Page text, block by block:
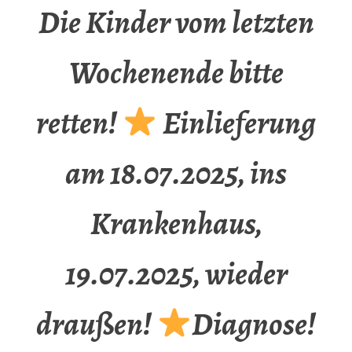
Die Kinder vom letzten
Wochenende bitte
retten!
Einlieferung
am 18.07.2025, ins
Krankenhaus,
19.07.2025, wieder
draußen!
Diagnose!